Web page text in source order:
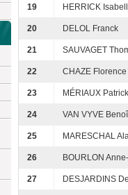
19 HERRICK
20 DELOL Franck
21 SAUVAGET
22 CHAZE Florence
23 MÉRIAUX Patrick
24 VAN VYVE
25 MARESCHAL
26 BOURLON
27 DESJARDINS